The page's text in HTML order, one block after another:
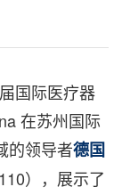
国际医疗器
在苏州国际
的领导者德国
），展示了